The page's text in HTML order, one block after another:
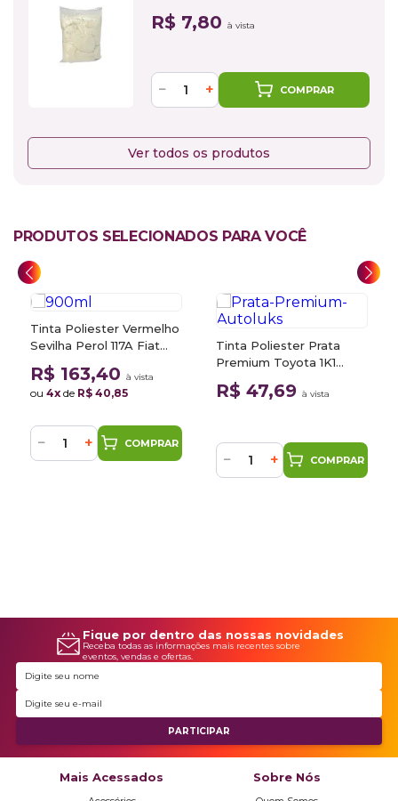
R$ 7,80 à vista
− + COMPRAR
Ver todos os produtos
PRODUTOS SELECIONADOS PARA VOCÊ
Tinta Poliester Vermelho
Sevilha Perol 117A Fiat
0,9L SHerwin Williams
R$ 163,40 à vista
ou 4x de R$ 40,85
− + COMPRAR
Tinta Poliester Prata
Premium Toyota 1K1
900ml Autoluks
R$ 47,69 à vista
− + COMPRAR
Fique por dentro das nossas novidades
Receba todas as informações mais recentes sobre
eventos, vendas e ofertas.
Mais Acessados Sobre Nós